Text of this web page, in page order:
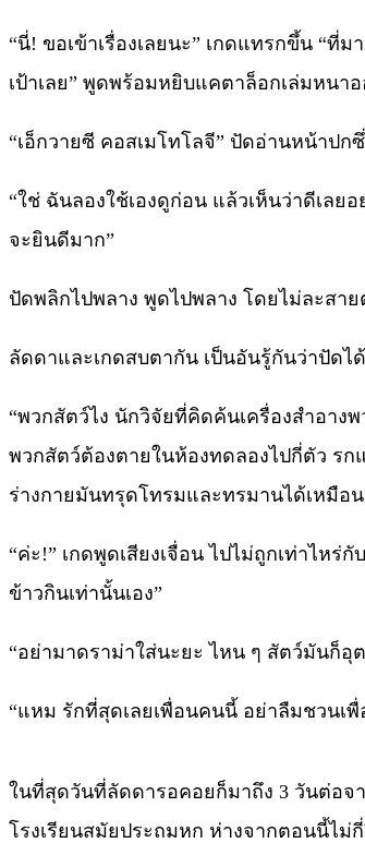
“นี่! ขอเข้าเรื่องเลยนะ” เกดแทรกขึ้น “
เป้าเลย” พูดพร้อมหยิบแคตาล็อกเล่มหน
“เอ็กวายซี คอสเมโทโลจี” ปัดอ่านหน้าปก
“ใช่ ฉันลองใช้เองดูก่อน แล้วเห็นว่าดีเล
จะยินดีมาก”
ปัดพลิกไปพลาง พูดไปพลาง โดยไม่ละสา
ลัดดาและเกดสบตากัน เป็นอันรู้กันว่าปัด
“พวกสัตว์ไง นักวิจัยที่คิดค้นเครื่องสำอาง
พวกสัตว์ต้องตายในห้องทดลองไปกี่ตัว รก
ร่างกายมันทรุดโทรมและทรมานได้เหมือ
“ค่ะ!” เกดพูดเสียงเจื่อน ไปไม่ถูกเท่าไห
ข้าวกินเท่านั้นเอง”
“อย่ามาดราม่าใส่นะยะ ไหน ๆ สัตว์มันก็
“แหม รักที่สุดเลยเพื่อนคนนี้ อย่าลืมชวนเ
ในที่สุดวันที่ลัดดารอคอยก็มาถึง 3 วันต่อจ
โรงเรียนสมัยประถมหก ห่างจากตอนนี้ไม่กี่